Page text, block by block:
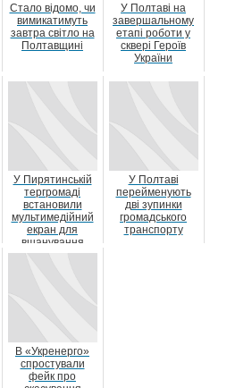
Стало відомо, чи
вимикатимуть
завтра світло на
Полтавщині
У Полтаві на
завершальному
етапі роботи у
сквері Героїв
України
У Пирятинській
тергромаді
встановили
мультимедійний
екран для
вшанування
земляків, які
У Полтаві
перейменують
дві зупинки
громадського
транспорту
В «Укренерго»
спростували
фейк про